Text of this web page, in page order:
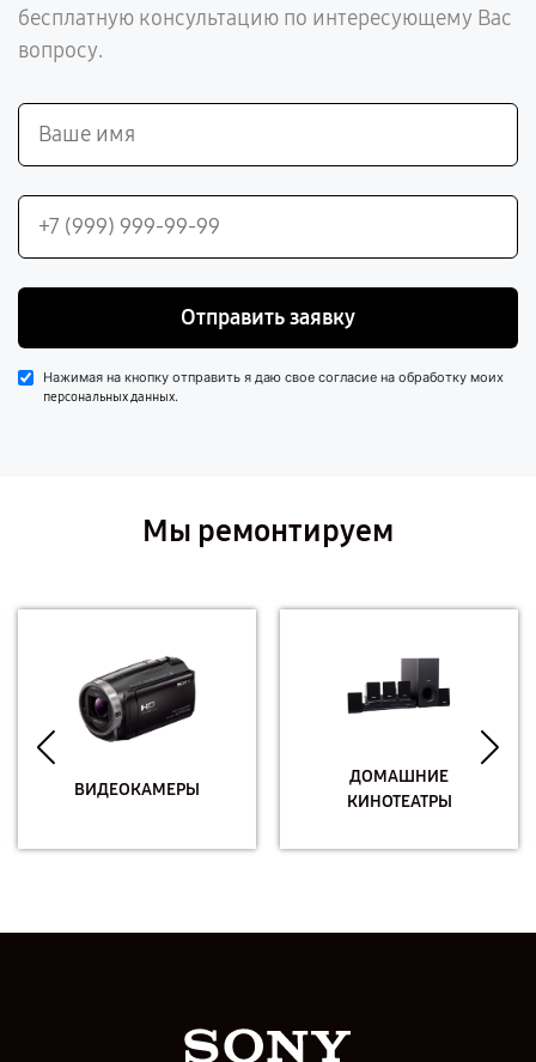
бесплатную консультацию по интересующему Вас
вопросу.
Отправить заявку
Нажимая на кнопку отправить я даю свое согласие на обработку моих
персональных данных.
Мы ремонтируем
ВИДЕОКАМЕРЫ
ДОМАШНИЕ
КИНОТЕАТРЫ